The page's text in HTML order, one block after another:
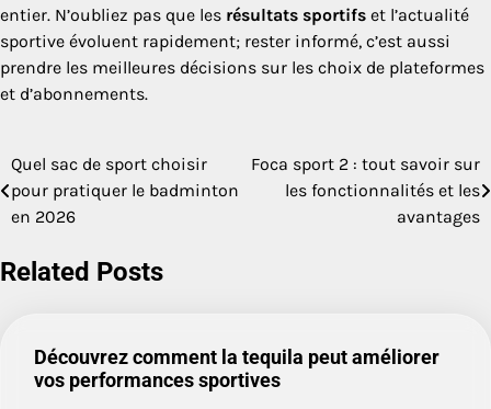
entier. N’oubliez pas que les résultats sportifs et l’actualité
sportive évoluent rapidement; rester informé, c’est aussi
prendre les meilleures décisions sur les choix de plateformes
et d’abonnements.
Navigation
de
Quel sac de sport choisir
pour pratiquer le badminton
en 2026
Foca sport 2 : tout savoir sur
les fonctionnalités et les
avantages
Related Posts
Découvrez comment la tequila peut améliorer
vos performances sportives